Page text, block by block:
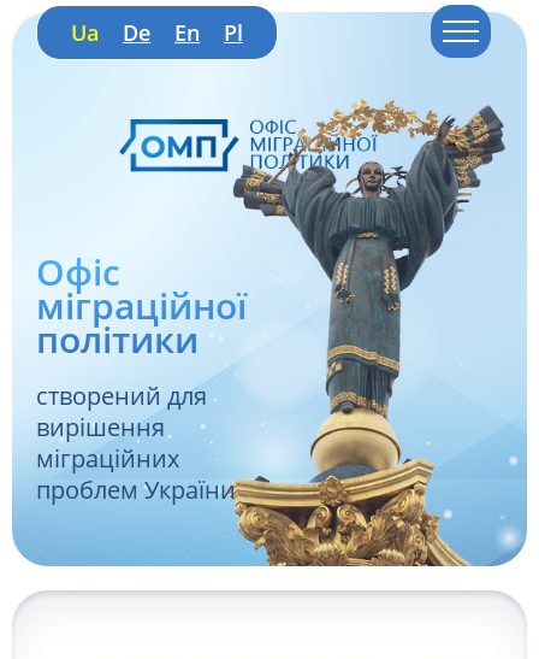
Ua De En Pl
Офіс
міграційної
політики
створений для
вирішення
міграційних
проблем України